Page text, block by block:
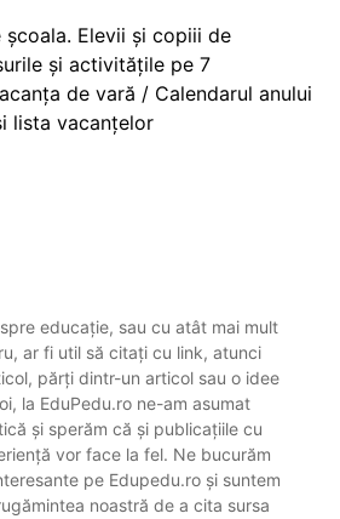
școala. Elevii și copiii de
și activitățile pe 7
de vară / Calendarul anului
lista vacanțelor
educație, sau cu atât mai mult
ar fi util să citați cu link, atunci
părți dintr-un articol sau o idee
la EduPedu.ro ne-am asumat
și sperăm că și publicațiile cu
vor face la fel. Ne bucurăm
pe Edupedu.ro și suntem
noastră de a cita sursa